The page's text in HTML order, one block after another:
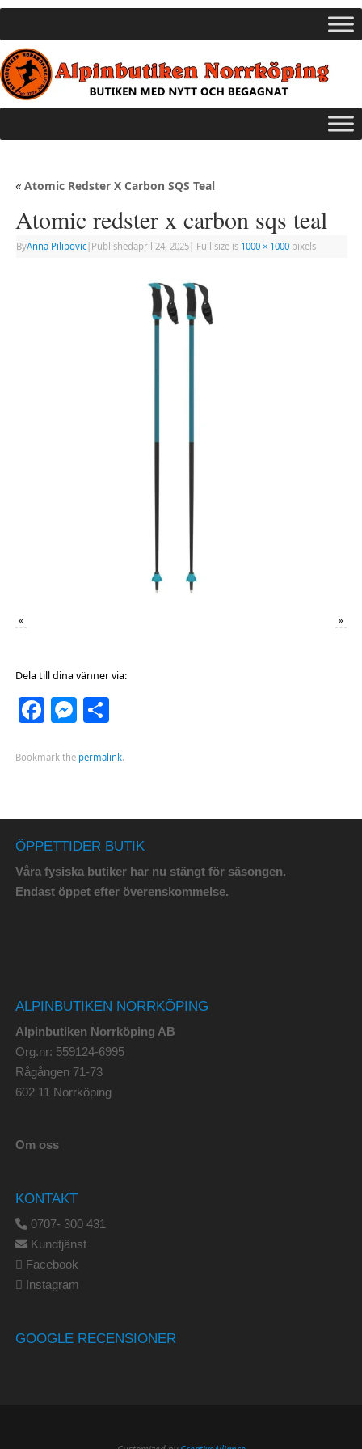
«Atomic Redster X Carbon SQS Teal
Atomic redster x carbon sqs teal
ByAnna Pilipovic| Publishedapril 24, 2025| Full size is 1000 × 1000pixels
« »
Dela till dina vänner via:
Facebook
Messenger
Dela
Bookmark the permalink.
ÖPPETTIDER BUTIK
Våra fysiska butiker har nu stängt för säsongen.
Endast öppet efter överenskommelse.
ALPINBUTIKEN NORRKÖPING
Alpinbutiken Norrköping AB
Org.nr: 559124-6995
Rågången 71-73
602 11 Norrköping
Om oss
KONTAKT
0707- 300 431
Kundtjänst
Facebook
Instagram
GOOGLE RECENSIONER